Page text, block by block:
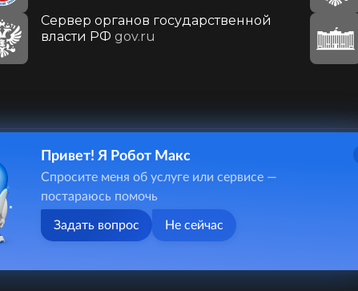
Сервер органов государственной
власти РФ gov.ru
410031, г. Саратов, ул. Первомайская, д. 78
+7(8452)26-02-49
Привет! Я Робот Макс
Спросите меня об услуге или сервисе —
постараюсь помочь
Задать вопрос Не сейчас